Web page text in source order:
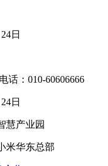
日
话：010-60606666
日
慧产业园
米华东总部